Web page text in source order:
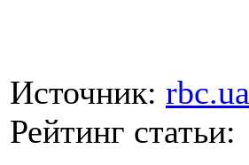
Источник: rbc.ua
Рейтинг статьи: